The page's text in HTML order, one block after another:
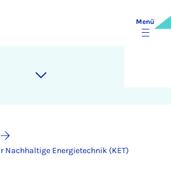
Menü
Nachhaltige Energietechnik (KET)